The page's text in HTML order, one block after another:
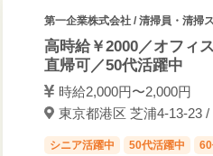
第一企業株式会社/ 清掃員・清掃
高時給￥2000／オフィ
直帰可／50代活躍中
時給2,000円〜2,000円
東京都港区 芝浦4-13-23
シニア活躍中 50代活躍中